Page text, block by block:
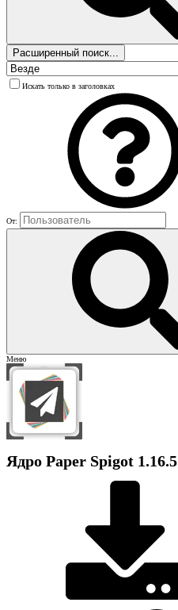
Расширенный поиск...
Искать только в заголовках
От:
Меню
Ядро Paper Spigot 1.16.5